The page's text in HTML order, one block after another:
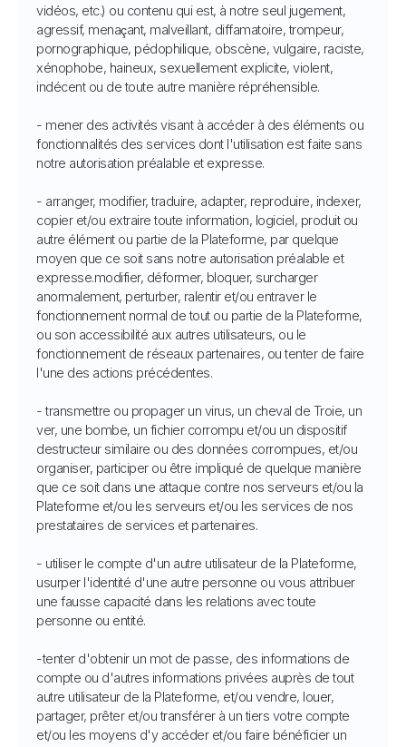
vidéos, etc.) ou contenu qui est, à notre seul jugement,
agressif, menaçant, malveillant, diffamatoire, trompeur,
pornographique, pédophilique, obscène, vulgaire, raciste,
xénophobe, haineux, sexuellement explicite, violent,
indécent ou de toute autre manière répréhensible.
- mener des activités visant à accéder à des éléments ou
fonctionnalités des services dont l'utilisation est faite sans
notre autorisation préalable et expresse.
- arranger, modifier, traduire, adapter, reproduire, indexer,
copier et/ou extraire toute information, logiciel, produit ou
autre élément ou partie de la Plateforme, par quelque
moyen que ce soit sans notre autorisation préalable et
expresse.modifier, déformer, bloquer, surcharger
anormalement, perturber, ralentir et/ou entraver le
fonctionnement normal de tout ou partie de la Plateforme,
ou son accessibilité aux autres utilisateurs, ou le
fonctionnement de réseaux partenaires, ou tenter de faire
l'une des actions précédentes.
- transmettre ou propager un virus, un cheval de Troie, un
ver, une bombe, un fichier corrompu et/ou un dispositif
destructeur similaire ou des données corrompues, et/ou
organiser, participer ou être impliqué de quelque manière
que ce soit dans une attaque contre nos serveurs et/ou la
Plateforme et/ou les serveurs et/ou les services de nos
prestataires de services et partenaires.
- utiliser le compte d'un autre utilisateur de la Plateforme,
usurper l'identité d'une autre personne ou vous attribuer
une fausse capacité dans les relations avec toute
personne ou entité.
-tenter d'obtenir un mot de passe, des informations de
compte ou d'autres informations privées auprès de tout
autre utilisateur de la Plateforme, et/ou vendre, louer,
partager, prêter et/ou transférer à un tiers votre compte
et/ou les moyens d'y accéder et/ou faire bénéficier un